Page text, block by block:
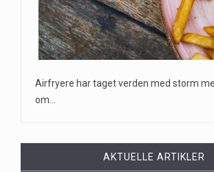
Airfryere har taget verden med storm
om…
AKTUELLE ARTIKLER